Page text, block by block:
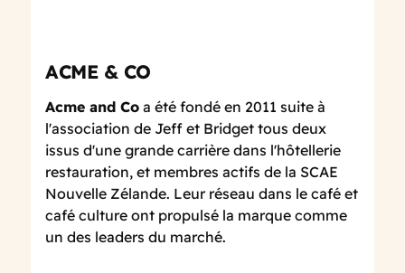
ACME & CO
Acme and Co a été fondé en 2011 suite à
l'association de Jeff et Bridget tous deux
issus d'une grande carrière dans l'hôtellerie
restauration, et membres actifs de la SCAE
Nouvelle Zélande. Leur réseau dans le café et
café culture ont propulsé la marque comme
un des leaders du marché.